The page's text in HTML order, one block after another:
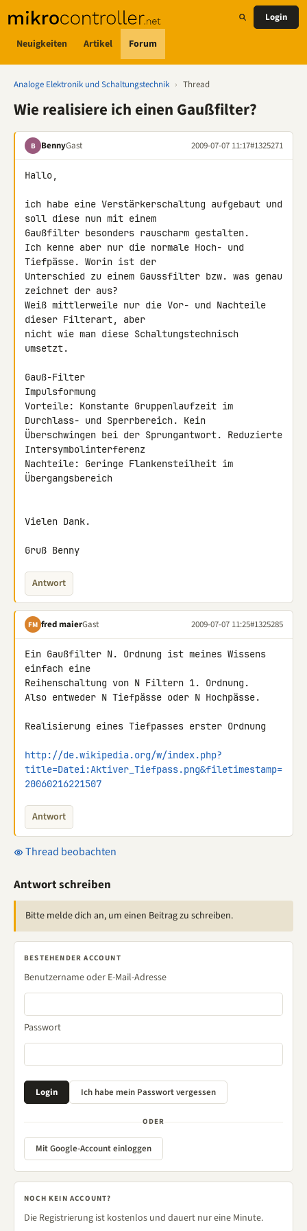
Neuigkeiten Artikel Forum
Login
Analoge Elektronik und Schaltungstechnik › Thread
Wie realisiere ich einen Gaußfilter?
B BennyGast 2009-07-07 11:17#1325271
Hallo,
ich habe eine Verstärkerschaltung aufgebaut und
soll diese nun mit einem
Gaußfilter besonders rauscharm gestalten.
Ich kenne aber nur die normale Hoch- und
Tiefpässe. Worin ist der
Unterschied zu einem Gaussfilter bzw. was genau
zeichnet der aus?
Weiß mittlerweile nur die Vor- und Nachteile
dieser Filterart, aber
nicht wie man diese Schaltungstechnisch
umsetzt.
Gauß-Filter
Impulsformung
Vorteile: Konstante Gruppenlaufzeit im
Durchlass- und Sperrbereich. Kein
Überschwingen bei der Sprungantwort. Reduzierte
Intersymbolinterferenz
Nachteile: Geringe Flankensteilheit im
Übergangsbereich
Vielen Dank.
Gruß Benny
Antwort
FM fred maierGast 2009-07-07 11:25#1325285
Ein Gaußfilter N. Ordnung ist meines Wissens
einfach eine
Reihenschaltung von N Filtern 1. Ordnung.
Also entweder N Tiefpässe oder N Hochpässe.
Realisierung eines Tiefpasses erster Ordnung
http://de.wikipedia.org/w/index.php?
title=Datei:Aktiver_Tiefpass.png&filetimestamp=
20060216221507
Antwort
Thread beobachten
Antwort schreiben
Bitte melde dich an, um einen Beitrag zu schreiben.
BESTEHENDER ACCOUNT
Benutzername oder E-Mail-Adresse
Passwort
ODER
Mit Google-Account einloggen
NOCH KEIN ACCOUNT?
Die Registrierung ist kostenlos und dauert nur eine Minute.